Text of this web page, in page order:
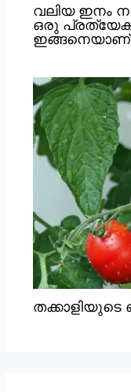
വലിയ ഇനം
ഒരു
ഇങ്ങനെയാണ്